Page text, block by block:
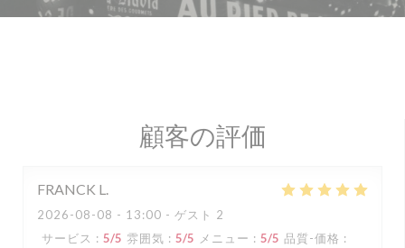
顧客の評価
FRANCK L
2026-08-08 - 13:00 - ゲスト 2
サービス : 5/5 雰囲気 : 5/5 メニュー : 5/5 品質-価格 :